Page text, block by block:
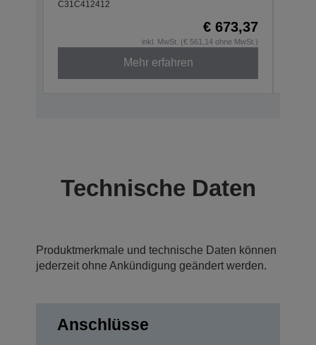
C31C412412
€ 673,37
inkl. MwSt. (€ 561,14 ohne MwSt.)
Mehr erfahren
Technische Daten
Produktmerkmale und technische Daten können
jederzeit ohne Ankündigung geändert werden.
Anschlüsse